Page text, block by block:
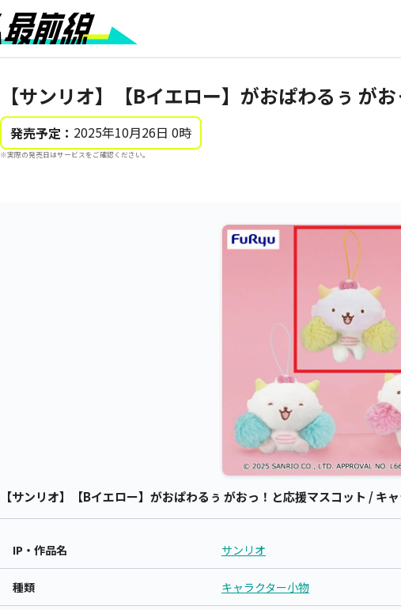
【サンリオ】【Bイエロー】がおぱわるぅ が
発売予定： 2025年10月26日 0時
※実際の発売日はサービスをご確認ください。
【サンリオ】【Bイエロー】がおぱわるぅ がおっ！と応援マスコット / キ
IP・作品名 サンリオ
種類 キャラクター小物